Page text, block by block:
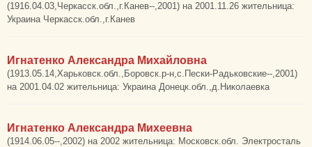
(1916.04.03,Черкасск.обл.,г.Канев--,2001) на 2001.11.26 жительница:
Украина Черкасск.обл.,г.Канев
Игнатенко Александра Михайловна
(1913.05.14,Харьковск.обл.,Боровск.р-н,с.Пески-Радьковские--,2001)
на 2001.04.02 жительница: Украина Донецк.обл.,д.Николаевка
Игнатенко Александра Михеевна
(1914.06.05--,2002) на 2002 жительница: Московск.обл. Электросталь